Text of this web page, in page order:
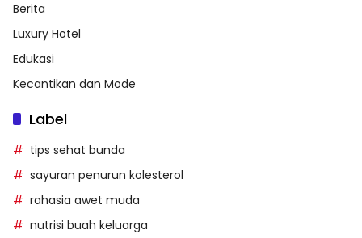
Berita
Luxury Hotel
Edukasi
Kecantikan dan Mode
Label
tips sehat bunda
sayuran penurun kolesterol
rahasia awet muda
nutrisi buah keluarga